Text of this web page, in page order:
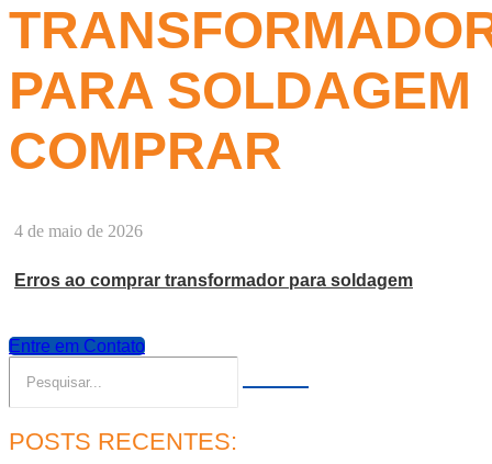
PARA SOLDAGEM
COMPRAR
4 de maio de 2026
Erros ao comprar transformador para soldagem
Entre em Contato
POSTS RECENTES: